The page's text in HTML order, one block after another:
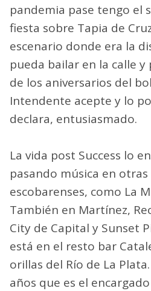
pandemia pase tengo el
fiesta sobre Tapia de
escenario donde era la
pueda bailar en la calle
de los aniversarios del
Intendente acepte y lo
declara, entusiasmado.
La vida post Success lo
pasando música en otras
escobarenses, como La
También en Martínez,
City de Capital y Sunset
está en el resto bar
orillas del Río de La
años que es el